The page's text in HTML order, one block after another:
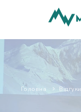
ПРОГРАМИ
ВІДГУКИ
БЛОГ
Головна Відгуки